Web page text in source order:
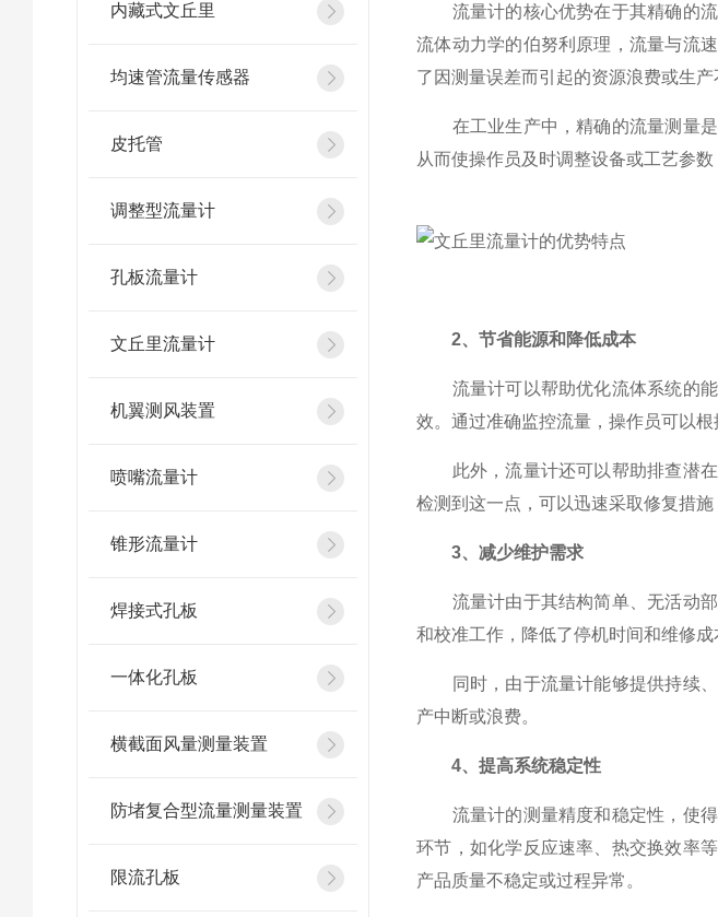
内藏式文丘里
均速管流量传感器
皮托管
调整型流量计
孔板流量计
文丘里流量计
机翼测风装置
喷嘴流量计
锥形流量计
焊接式孔板
一体化孔板
横截面风量测量装置
防堵复合型流量测量装置
限流孔板
流量计的核心优势在于其精确的流
流体动力学的伯努利原理，流量与流
了因测量误差而引起的资源浪费或生产
在工业生产中，精确的流量测量是
从而使操作员及时调整设备或工艺参
2、节省能源和降低成本
流量计可以帮助优化流体系统的能
效。通过准确监控流量，操作员可以
此外，流量计还可以帮助排查潜在
检测到这一点，可以迅速采取修复措
3、减少维护需求
流量计由于其结构简单、无活动部
和校准工作，降低了停机时间和维修
同时，由于流量计能够提供持续、
产中断或浪费。
4、提高系统稳定性
流量计的测量精度和稳定性，使得
环节，如化学反应速率、热交换效率
产品质量不稳定或过程异常。